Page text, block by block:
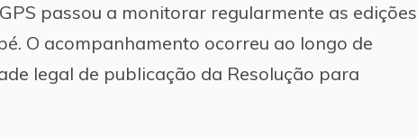
passou a monitorar regularmente as edições
O acompanhamento ocorreu ao longo de
legal de publicação da Resolução para